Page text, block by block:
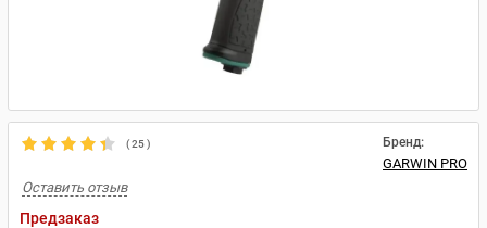
(25) Бренд:
GARWIN PRO
Оставить отзыв
Предзаказ